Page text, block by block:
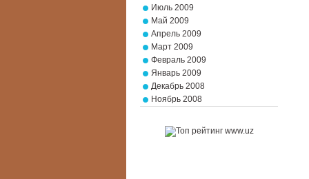
Июль 2009
Май 2009
Апрель 2009
Март 2009
Февраль 2009
Январь 2009
Декабрь 2008
Ноябрь 2008